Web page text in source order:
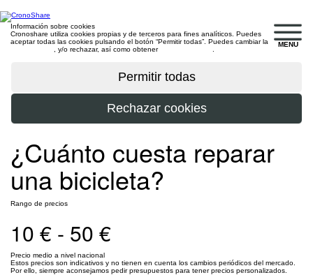
MENU
Información sobre cookies
Cronoshare utiliza cookies propias y de terceros para fines analíticos. Puedes
aceptar todas las cookies pulsando el botón “Permitir todas”. Puedes cambiar la
, y/o rechazar, así como obtener
¿Cuánto cuesta reparar
una bicicleta?
Rango de precios
10 € - 50 €
Precio medio a nivel nacional
Estos precios son indicativos y no tienen en cuenta los cambios periódicos del mercado.
Por ello, siempre aconsejamos pedir presupuestos para tener precios personalizados.